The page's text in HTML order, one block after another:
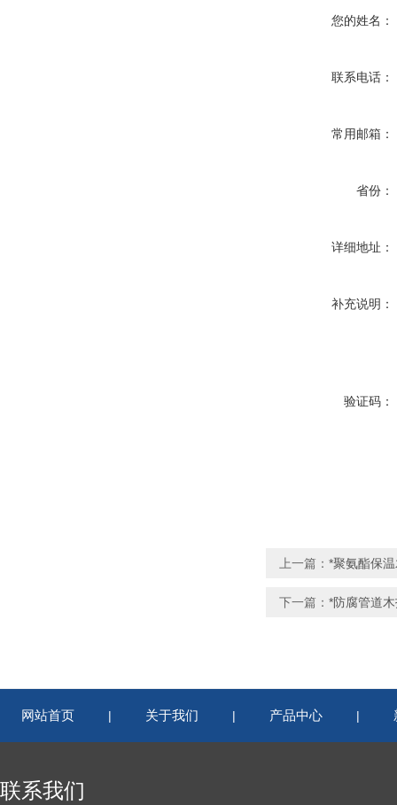
您的姓名：
联系电话：
常用邮箱：
省份：
详细地址：
补充说明：
验证码：
上一篇： *聚氨酯保
下一篇： *防腐管道
网站首页 | 关于我们 | 产品中心 |
联系我们